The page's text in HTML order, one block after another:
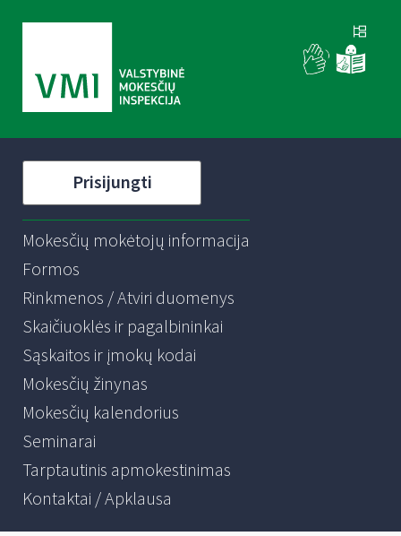
Prisijungti
Mokesčių mokėtojų informacija
Formos
Rinkmenos / Atviri duomenys
Skaičiuoklės ir pagalbininkai
Sąskaitos ir įmokų kodai
Mokesčių žinynas
Mokesčių kalendorius
Seminarai
Tarptautinis apmokestinimas
Kontaktai / Apklausa